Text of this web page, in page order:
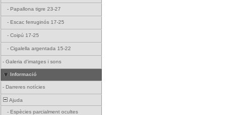
- Papallona tigre 23-27
- Escac ferruginós 17-25
- Coipú 17-25
- Cigalella argentada 15-22
- Galeria d'imatges i sons
Informació
- Darreres notícies
Ajuda
- Espècies parcialment ocultes